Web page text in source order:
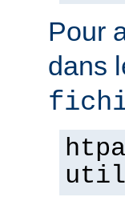
Pour
dans